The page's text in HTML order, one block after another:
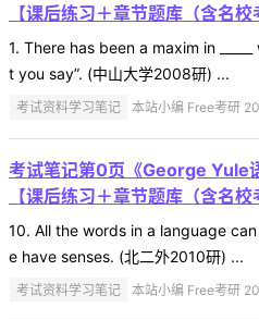
【课后练习＋章节题库（含名
1. There has been a maxim in
t you say”. (中山大学2008研) ...
考试资料学习笔记 本站小编 Free考研
考试笔记第0页《George Yule
【课后练习＋章节题库（含名
10. All the words in a language
e have senses. (北二外2010研) ...
考试资料学习笔记 本站小编 Free考研